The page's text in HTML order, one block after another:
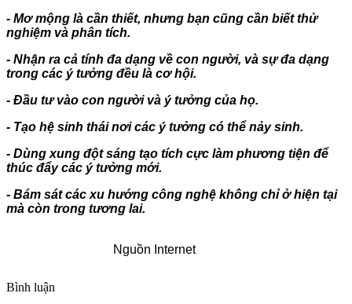
- Mơ mộng là cần thiết, nhưng bạn cũng cần biết thử
nghiệm và phân tích.
- Nhận ra cả tính đa dạng về con người, và sự đa dạng
trong các ý tưởng đều là cơ hội.
- Đầu tư vào con người và ý tưởng của họ.
- Tạo hệ sinh thái nơi các ý tưởng có thể nảy sinh.
- Dùng xung đột sáng tạo tích cực làm phương tiện để
thúc đẩy các ý tưởng mới.
- Bám sát các xu hướng công nghệ không chỉ ở hiện tại
mà còn trong tương lai.
Nguồn Internet
Bình luận